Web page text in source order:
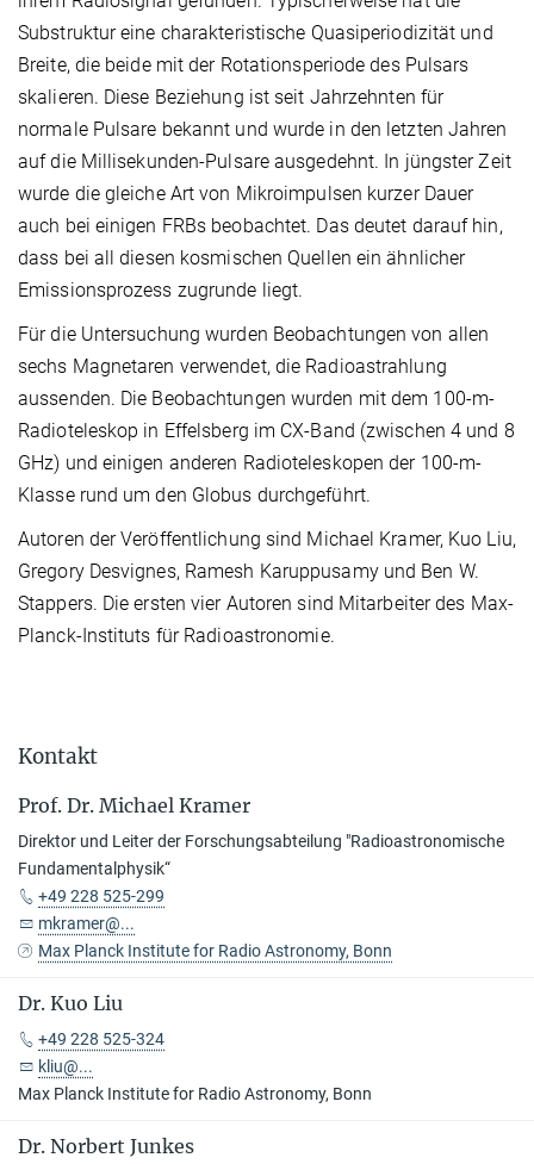
Substruktur eine charakteristische Quasiperiodizität und
Breite, die beide mit der Rotationsperiode des Pulsars
skalieren. Diese Beziehung ist seit Jahrzehnten für
normale Pulsare bekannt und wurde in den letzten Jahren
auf die Millisekunden-Pulsare ausgedehnt. In jüngster Zeit
wurde die gleiche Art von Mikroimpulsen kurzer Dauer
auch bei einigen FRBs beobachtet. Das deutet darauf hin,
dass bei all diesen kosmischen Quellen ein ähnlicher
Emissionsprozess zugrunde liegt.
Für die Untersuchung wurden Beobachtungen von allen
sechs Magnetaren verwendet, die Radioastrahlung
aussenden. Die Beobachtungen wurden mit dem 100-m-
Radioteleskop in Effelsberg im CX-Band (zwischen 4 und 8
GHz) und einigen anderen Radioteleskopen der 100-m-
Klasse rund um den Globus durchgeführt.
Autoren der Veröffentlichung sind Michael Kramer, Kuo Liu,
Gregory Desvignes, Ramesh Karuppusamy und Ben W.
Stappers. Die ersten vier Autoren sind Mitarbeiter des Max-
Planck-Instituts für Radioastronomie.
Kontakt
Prof. Dr. Michael Kramer
Direktor und Leiter der Forschungsabteilung "Radioastronomische
Fundamentalphysik“
+49 228 525-299
mkramer@...
Max Planck Institute for Radio Astronomy, Bonn
Dr. Kuo Liu
+49 228 525-324
kliu@...
Max Planck Institute for Radio Astronomy, Bonn
Dr. Norbert Junkes